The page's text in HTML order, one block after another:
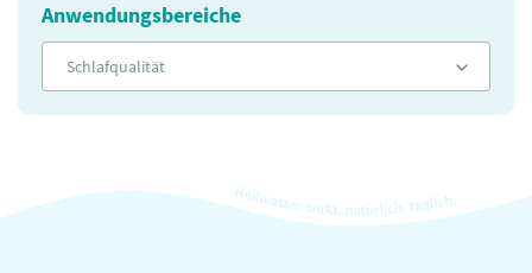
Anwendungsbereiche
Schlafqualität